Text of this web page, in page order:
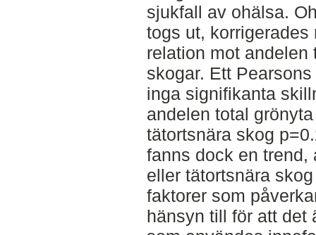
sjukfall av ohälsa.
togs ut,
relation mot andelen
skogar. Ett
inga signifikanta
andelen total
tätortsnära skog
fanns dock en trend,
eller tätortsnära
faktorer som
hänsyn till för att det